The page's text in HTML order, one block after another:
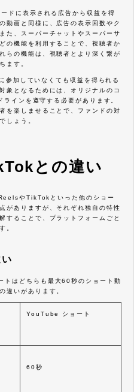
ドに表示される広告から収益を得
動画と同様に、広告の表示回数やク
た、スーパーチャットやスーパーサ
の機能を利用することで、視聴者か
らの機能は、視聴者とより深く繋が
ます。
加していなくても収益を得られる
象となるためには、オリジナルのコ
インを遵守する必要があります。
を楽しませることで、ファンドの対
しょう。
との違い
やTikTokといった他のショー
がありますが、それぞれ独自の特性
することで、プラットフォームごと
。
はどちらも最大60秒のショート動
違いがあります。
YouTube ショート
60秒